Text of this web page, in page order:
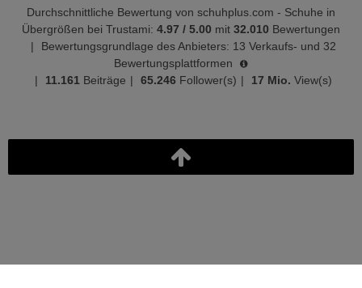
Durchschnittliche Bewertung von schuhplus.com - Schuhe in
Übergrößen bei Trustami: 4.97 / 5.00 mit 32.010 Bewertungen
|
Bewertungsgrundlage des Anbieters: 13 Verkaufs- und 32
Bewertungsplattformen
|
11.161 Beiträge | 65.246 Follower(s) | 17 Mio. View(s)